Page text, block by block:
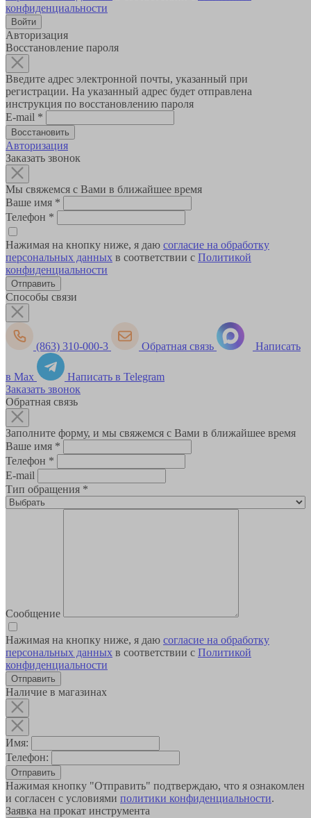
конфиденциальности
Авторизация
Восстановление пароля
Введите адрес электронной почты, указанный при
регистрации. На указанный адрес будет отправлена
инструкция по восстановлению пароля
E-mail *
Авторизация
Заказать звонок
Мы свяжемся с Вами в ближайшее время
Ваше имя *
Телефон *
Нажимая на кнопку ниже, я даю согласие на обработку
персональных данных в соответствии с Политикой
конфиденциальности
Способы связи
(863) 310-000-3 Обратная связь Написать
в Max
Написать в Telegram
Заказать звонок
Обратная связь
Заполните форму, и мы свяжемся с Вами в ближайшее время
Ваше имя *
Телефон *
E-mail
Тип обращения *
Сообщение
Нажимая на кнопку ниже, я даю согласие на обработку
персональных данных в соответствии с Политикой
конфиденциальности
Наличие в магазинах
Имя:
Телефон:
Отправить
Нажимая кнопку "Отправить" подтверждаю, что я ознакомлен
и согласен с условиями политики конфиденциальности.
Заявка на прокат инструмента